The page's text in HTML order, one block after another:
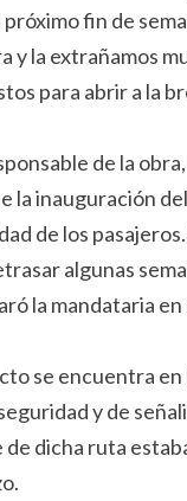
fin de
y la extrañamos
para abrir a la
de la
la inauguración
de los
algunas
la mandataria
se encuentra en
y de
de dicha ruta